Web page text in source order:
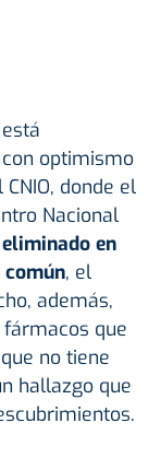
optimismo
donde el
Nacional
eliminado en
común, el
además,
que
no tiene
hallazgo que